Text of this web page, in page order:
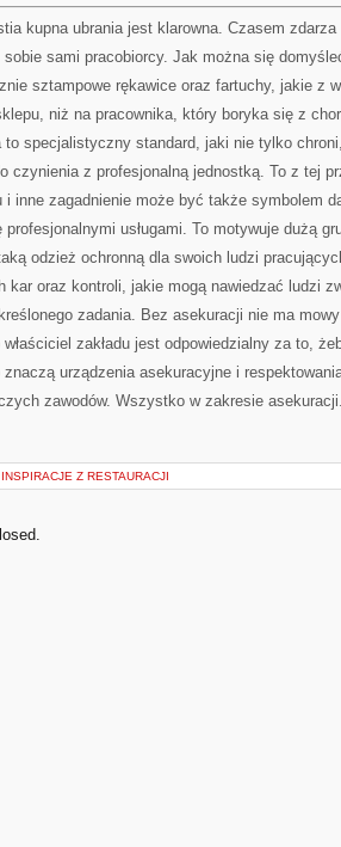
kupna ubrania jest klarowna. Czasem
sami pracobiorcy. Jak można się
sztampowe rękawice oraz fartuchy, jakie z
niż na pracownika, który boryka się z
to specjalistyczny standard, jaki nie tylko
czynienia z profesjonalną jednostką. To z tej
inne zagadnienie może być także symbolem
profesjonalnymi usługami. To motywuje dużą
odzież ochronną dla swoich ludzi
kar oraz kontroli, jakie mogą nawiedzać ludzi
zadania. Bez asekuracji nie ma
zakładu jest odpowiedzialny za to,
znaczą urządzenia asekuracyjne i
zawodów. Wszystko w zakresie
INSPIRACJE Z RESTAURACJI